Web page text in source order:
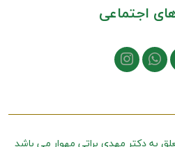
اجتماعی
بهدکتر مهدی براتی مهوار می باشد